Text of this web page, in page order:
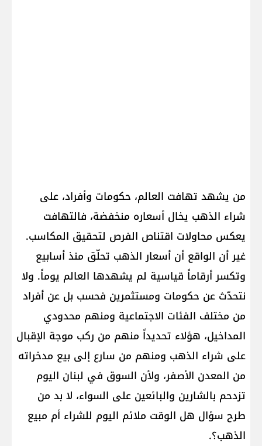
من يشهد تهافت العالم، حكومات وأفراد، على
شراء الذهب يخال أسعاره منخفضة، فالتهافت
يعكس محاولات اقتناص الفرص لتحقيق المكاسب.
غير أن الواقع أن أسعار الذهب تحلّق منذ أسابيع
وتكسر أرقاماً قياسية لم يشهدها العالم يوماً. ولا
نتحدّث عن حكومات ومستثمرين فحسب بل عن أفراد
من مختلف الفئات الاجتماعية ومنهم محدودي
المداخيل، هؤلاء تحديداً منهم من ركب موجة الإقبال
على شراء الذهب ومنهم من سارع إلى بيع مدخراته
من المعدن الأصفر، ولأن السوق في لبنان اليوم
تزدحم بالشارين والبائعين على السواء، لا بد من
طرح سؤال هل الوقت ملائم اليوم للشراء أم مبيع
الذهب؟.